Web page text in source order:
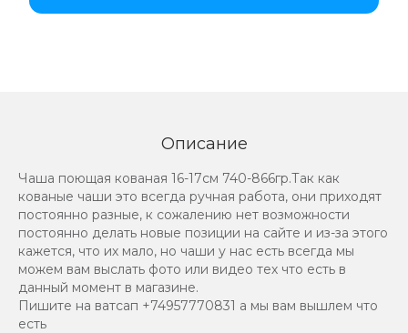
Описание
Чаша поющая кованая 16-17см 740-866гр.Так как
кованые чаши это всегда ручная работа, они приходят
постоянно разные, к сожалению нет возможности
постоянно делать новые позиции на сайте и из-за этого
кажется, что их мало, но чаши у нас есть всегда мы
можем вам выслать фото или видео тех что есть в
данный момент в магазине.
Пишите на ватсап +74957770831 а мы вам вышлем что
есть